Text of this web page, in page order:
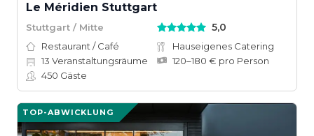
Le Méridien Stuttgart
Stuttgart / Mitte 5,0
Restaurant / Café
Hauseigenes Catering
13 Veranstaltungsräume
120–180 € pro Person
450 Gäste
TOP-ABWICKLUNG